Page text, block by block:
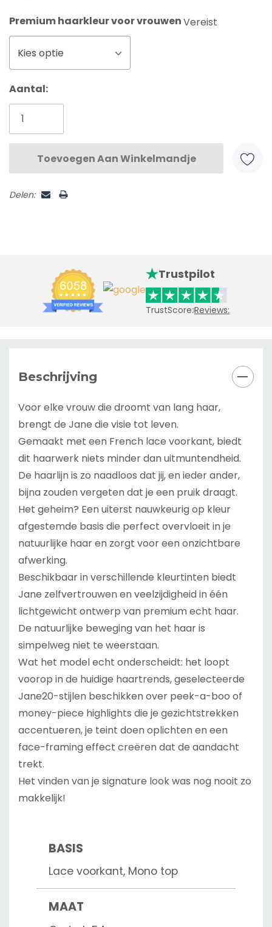
Premium haarkleur voor vrouwenVereist
Kies optie
Huidige
voorraad:
Aantal:
Delen:
Trustpilot
TrustScore:Reviews:
Beschrijving
Voor elke vrouw die droomt van lang haar,
brengt de Jane die visie tot leven.
Gemaakt met een French lace voorkant, biedt
dit haarwerk niets minder dan uitmuntendheid.
De haarlijn is zo naadloos dat jij, en ieder ander,
bijna zouden vergeten dat je een pruik draagt.
Het geheim? Een uiterst nauwkeurig op kleur
afgestemde basis die perfect overvloeit in je
natuurlijke haar en zorgt voor een onzichtbare
afwerking.
Beschikbaar in verschillende kleurtinten biedt
Jane zelfvertrouwen en veelzijdigheid in één
lichtgewicht ontwerp van premium echt haar.
De natuurlijke beweging van het haar is
simpelweg niet te weerstaan.
Wat het model echt onderscheidt: het loopt
voorop in de huidige haartrends, geselecteerde
Jane20-stijlen beschikken over peek-a-boo of
money-piece highlights die je gezichtstrekken
accentueren, je teint doen oplichten en een
face-framing effect creëren dat de aandacht
trekt.
Het vinden van je signature look was nog nooit zo
makkelijk!
BASIS
Lace voorkant, Mono top
MAAT